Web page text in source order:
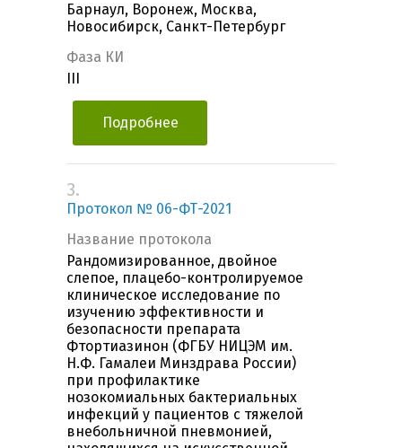
Барнаул, Воронеж, Москва,
Новосибирск, Санкт-Петербург
Фаза КИ
Подробнее
3.
Протокол № 06-ФТ-2021
Название протокола
Рандомизированное, двойное
слепое, плацебо-контролируемое
клиническое исследование по
изучению эффективности и
безопасности препарата
Фтортиазинон (ФГБУ НИЦЭМ им.
Н.Ф. Гамалеи Минздрава России)
при профилактике
нозокомиальных бактериальных
инфекций у пациентов c тяжелой
внебольничной пневмонией,